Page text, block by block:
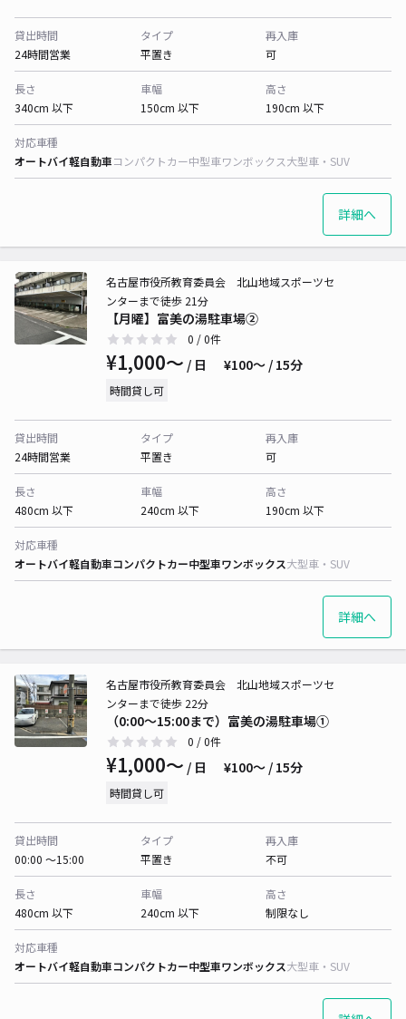
貸出時間
24時間営業
タイプ
平置き
再入庫
可
長さ
340cm 以下
車幅
150cm 以下
高さ
190cm 以下
対応車種
オートバイ軽自動車コンパクトカー中型車ワンボックス大型車・SUV
詳細へ
【月曜】富美の湯駐車場②
名古屋市役所教育委員会 北山地域スポーツセ
ンターまで徒歩 21分
0 / 0件
¥1,000〜 / 日 ¥100〜 / 15分
時間貸し可
貸出時間
24時間営業
タイプ
平置き
再入庫
可
長さ
480cm 以下
車幅
240cm 以下
高さ
190cm 以下
対応車種
オートバイ軽自動車コンパクトカー中型車ワンボックス大型車・SUV
詳細へ
（0:00～15:00まで）富美の湯駐車場①
名古屋市役所教育委員会 北山地域スポーツセ
ンターまで徒歩 22分
0 / 0件
¥1,000〜 / 日 ¥100〜 / 15分
時間貸し可
貸出時間
00:00 〜15:00
タイプ
平置き
再入庫
不可
長さ
480cm 以下
車幅
240cm 以下
高さ
制限なし
対応車種
オートバイ軽自動車コンパクトカー中型車ワンボックス大型車・SUV